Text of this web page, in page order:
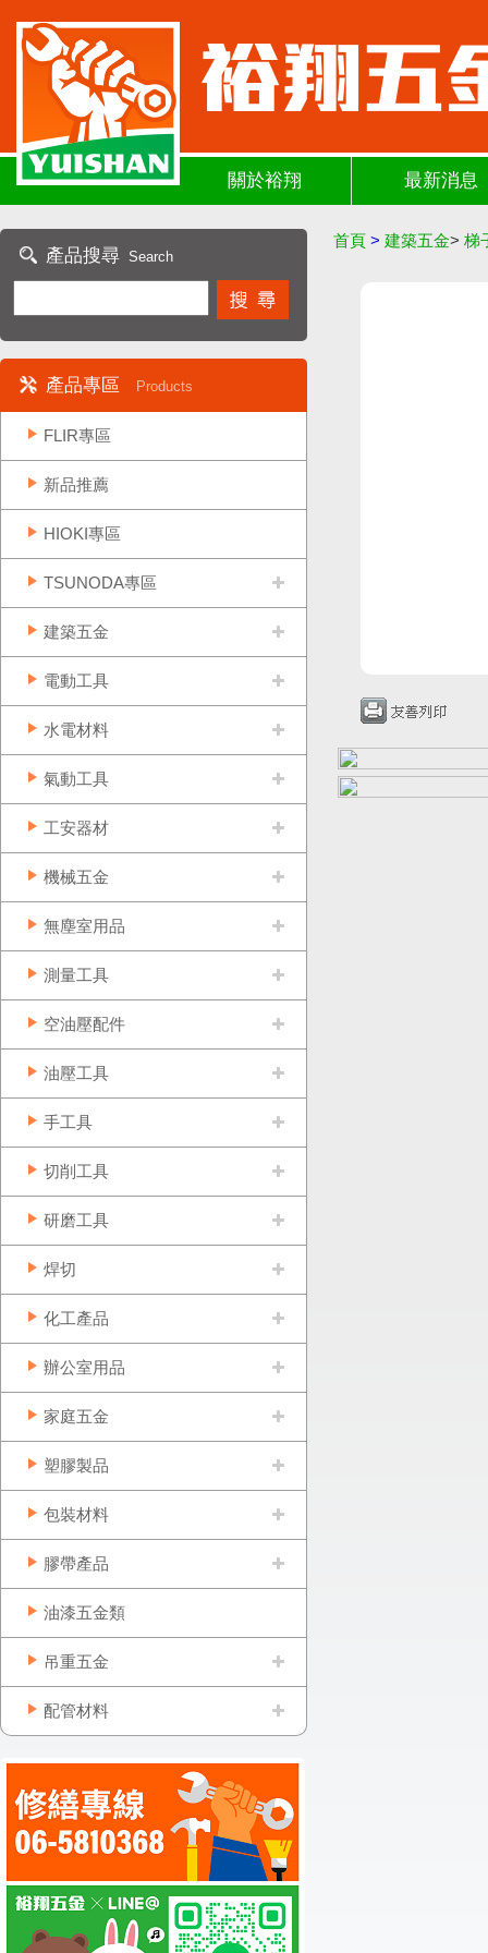
關於裕翔 最新消息
產品搜尋 Search
產品專區 Products
FLIR專區
新品推薦
HIOKI專區
TSUNODA專區
建築五金
電動工具
水電材料
氣動工具
工安器材
機械五金
無塵室用品
測量工具
空油壓配件
油壓工具
手工具
切削工具
研磨工具
焊切
化工產品
辦公室用品
家庭五金
塑膠製品
包裝材料
膠帶產品
油漆五金類
吊重五金
配管材料
首頁 > 建築五金> 梯